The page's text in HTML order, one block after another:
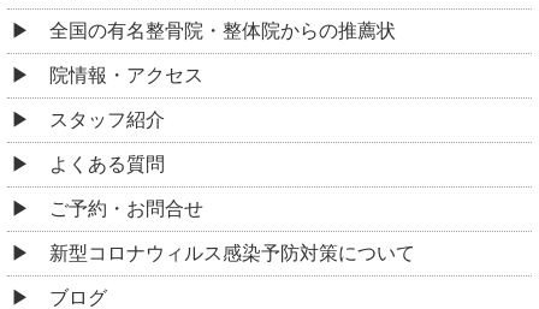
全国の有名整骨院・整体院からの推薦状
院情報・アクセス
スタッフ紹介
よくある質問
ご予約・お問合せ
新型コロナウィルス感染予防対策について
ブログ